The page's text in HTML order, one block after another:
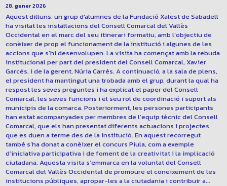
28, gener 2026
Aquest dilluns, un grup d'alumnes de la Fundació Xalest de Sabadell
ha visitat les instal·lacions del Consell Comarcal del Vallès
Occidental en el marc del seu itinerari formatiu, amb l’objectiu de
conèixer de prop el funcionament de la institució i algunes de les
accions que s’hi desenvolupen. La visita ha començat amb la rebuda
institucional per part del president del Consell Comarcal, Xavier
Garcés, i de la gerent, Núria Carrés. A continuació, a la sala de plens,
el president ha mantingut una trobada amb el grup, durant la qual ha
respost les seves preguntes i ha explicat el paper del Consell
Comarcal, les seves funcions i el seu rol de coordinació i suport als
municipis de la comarca. Posteriorment, les persones participants
han estat acompanyades per membres de l’equip tècnic del Consell
Comarcal, que els han presentat diferents actuacions i projectes
que es duen a terme des de la institució. En aquest recorregut
també s’ha donat a conèixer el concurs Piula, com a exemple
d’iniciativa participativa i de foment de la creativitat i la implicació
ciutadana. Aquesta visita s’emmarca en la voluntat del Consell
Comarcal del Vallès Occidental de promoure el coneixement de les
institucions públiques, apropar-les a la ciutadania i contribuir a...